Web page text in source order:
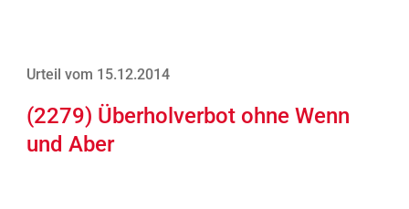
Urteil vom 15.12.2014
(2279) Überholverbot ohne Wenn
und Aber